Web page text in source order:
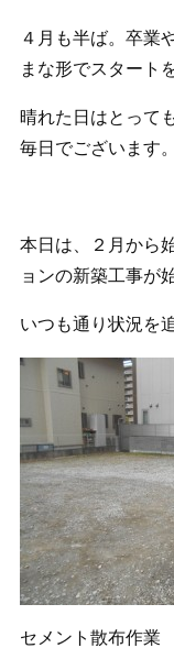
４月も半ば。卒業
まな形でスタート
晴れた日はとって
毎日でございます。
本日は、２月から
ョンの新築工事が
いつも通り状況を
セメント散布作業